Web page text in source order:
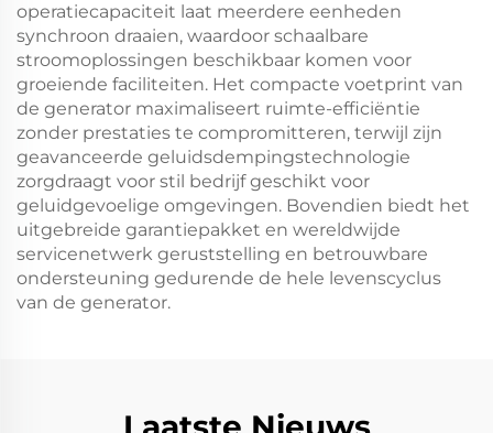
operatiecapaciteit laat meerdere eenheden
synchroon draaien, waardoor schaalbare
stroomoplossingen beschikbaar komen voor
groeiende faciliteiten. Het compacte voetprint van
de generator maximaliseert ruimte-efficiëntie
zonder prestaties te compromitteren, terwijl zijn
geavanceerde geluidsdempingstechnologie
zorgdraagt voor stil bedrijf geschikt voor
geluidgevoelige omgevingen. Bovendien biedt het
uitgebreide garantiepakket en wereldwijde
servicenetwerk geruststelling en betrouwbare
ondersteuning gedurende de hele levenscyclus
van de generator.